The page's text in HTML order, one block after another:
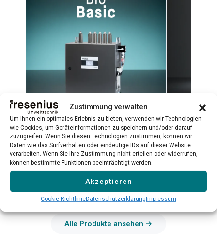
Zustimmung verwalten
Um Ihnen ein optimales Erlebnis zu bieten, verwenden wir Technologien
wie Cookies, um Geräteinformationen zu speichern und/oder darauf
zuzugreifen. Wenn Sie diesen Technologien zustimmen, können wir
Daten wie das Surfverhalten oder eindeutige IDs auf dieser Website
verarbeiten. Wenn Sie Ihre Zustimmung nicht erteilen oder widerrufen,
können bestimmte Funktionen beeinträchtigt werden.
Akzeptieren
Cookie-RichtlinieDatenschutzerklärung Impressum
BioBasic
Plug-and-Play-Biogasanalysator für
CH₄, CO₂, H₂S, O₂ und H₂
TDLAS-
Mehr
Alle Produkte ansehen →